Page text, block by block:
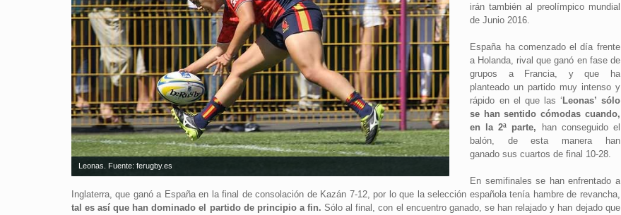
Leonas. Fuente: ferugby.es
irán también al preolímpico mundial
de Junio 2016.
España ha comenzado el día frente
a Holanda, rival que ganó en fase de
grupos a Francia, y que ha
planteado un partido muy intenso y
rápido en el que las ‘ Leonas’ sólo
se han sentido cómodas cuando,
en la 2ª parte, han conseguido el
balón, de esta manera han
ganado sus cuartos de final 10-28.
En semifinales se han enfrentado a
Inglaterra, que ganó a España en la final de consolación de Kazán 7-12, por lo que la selección española tenía hambre de revancha,
tal es así que han dominado el partido de principio a fin. Sólo al final, con el encuentro ganado, se han relajado y han dejado que